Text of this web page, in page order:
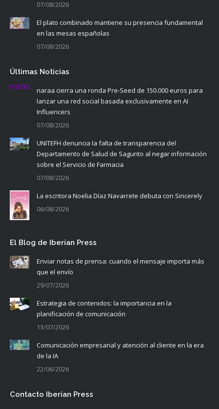
07/08/2026
El plato combinado mantiene su presencia fundamental
en las mesas españolas
07/08/2026
Últimas Noticias
naraa cierra una ronda Pre-Seed de 150.000 euros para
lanzar una red social basada exclusivamente en AI
Influencers
07/08/2026
UNITEFH denuncia la falta de transparencia del
Departamento de Salud de Sagunto al negar información
sobre el Servicio de Farmacia
07/08/2026
La escritora Noelia Díaz Navarrete debuta con Sincerely
06/08/2026
El Blog de Iberian Press
Enviar notas de prensa: cuando el mensaje importa más
que el envío
29/07/2026
Estrategia de contenidos: la importancia en la
planificación de comunicación
13/07/2026
Comunicación empresarial y atención al cliente en la era
de la IA
22/06/2026
Contacto Iberian Press